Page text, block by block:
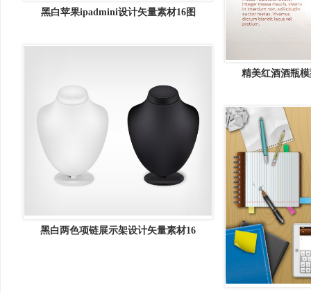
黑白苹果ipadmini设计矢量素材16图
精美红酒酒瓶
黑白两色项链展示架设计矢量素材16